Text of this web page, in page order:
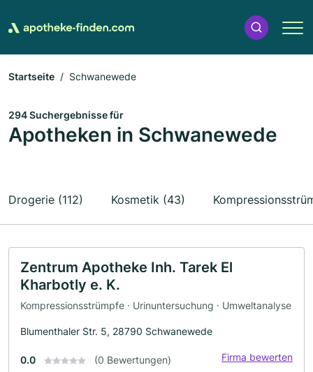
Startseite Schwanewede
294 Suchergebnisse für
Apotheken in Schwanewede
Drogerie (112) Kosmetik (43)
Zentrum Apotheke Inh. Tarek El
Kharbotly e. K.
Kompressionsstrümpfe · Urinuntersuchung · Umweltanalyse
Blumenthaler Str. 5, 28790 Schwanewede
0.0 (0 Bewertungen) Firma bewerten